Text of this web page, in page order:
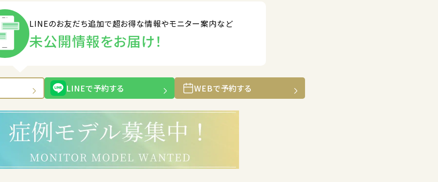
LINEのお友だち追加で超お得な情報やモニター案内など
未公開情報をお届け！
LINEで予約する WEBで予約する